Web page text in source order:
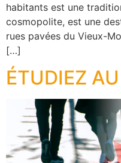
habitants est une
cosmopolite, est une
rues pavées du Vieux-
[…]
ÉTUDIEZ